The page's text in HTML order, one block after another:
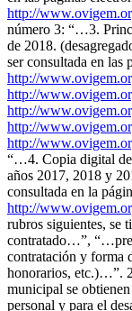
http://
número 3: “…3.
de 2018.
ser consultada en las
http://
http://
http://
http://
http://
“…4. Copia digital
años 2017, 2018 y
consultada en la
http://
rubros siguientes, se
contratado…”,
contratación y forma
honorarios, etc.)…”.
municipal se
personal y para el